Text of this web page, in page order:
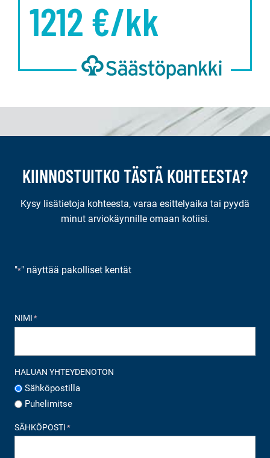
1212 €/kk
KIINNOSTUITKO TÄSTÄ KOHTEESTA?
Kysy lisätietoja kohteesta, varaa esittelyaika tai pyydä
minut arviokäynnille omaan kotiisi.
"*" näyttää pakolliset kentät
NIMI *
HALUAN YHTEYDENOTON
Sähköpostilla
Puhelimitse
SÄHKÖPOSTI *